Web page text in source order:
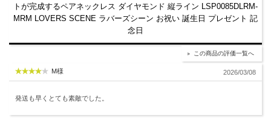
トが完成するペアネックレス ダイヤモンド 縦ライン LSP0085DLRM-
MRM LOVERS SCENE ラバーズシーン お祝い 誕生日 プレゼント 記
念日
この商品の評価一覧へ
M様 2026/03/08
発送も早くとても素敵でした。